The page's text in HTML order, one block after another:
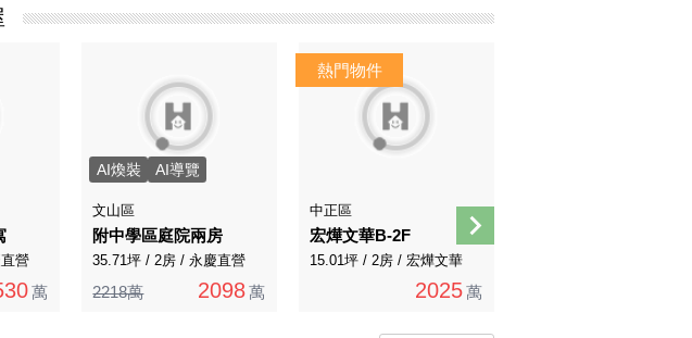
營
萬
AI煥裝 AI導覽
文山區
附中學區庭院兩房
35.71坪 / 2房 / 永慶直營
2218萬 2098 萬
中正區
宏燁文華B-2F
15.01坪 / 2房 / 宏燁文華
2025 萬